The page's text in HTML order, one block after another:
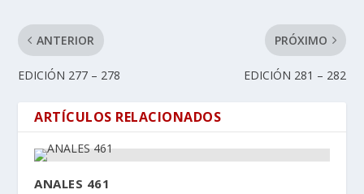
ANTERIOR
EDICIÓN 277 – 278
PRÓXIMO
EDICIÓN 281 – 282
ARTÍCULOS RELACIONADOS
ANALES 461